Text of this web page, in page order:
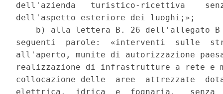
dell'azienda   turistico-ricettiva
dell'aspetto esteriore dei luoghi;»;
b) alla lettera B. 26 dell'allegato
seguenti  parole:  «interventi  sulle
all'aperto, munite di autorizzazione
realizzazione di infrastrutture a rete e
collocazione delle  aree  attrezzate
elettrica,  idrica  e  fognaria,   senza